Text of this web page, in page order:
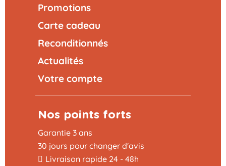
Promotions
Carte cadeau
Reconditionnés
Actualités
Votre compte
Nos points forts
Garantie 3 ans
30 jours pour changer d'avis
Livraison rapide 24 - 48h